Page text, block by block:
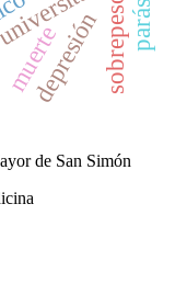
sobrepeso
muerte
depresión
de San Simón